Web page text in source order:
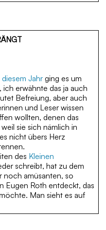
Jahr ging es um
ich erwähnte das ja auch
Befreiung, aber auch
und Leser wissen
wollten, denen das
sie sich nämlich in
nicht übers Herz
des Kleinen
schreibt, hat zu dem
noch amüsanten, so
Eugen Roth entdeckt, das
Man sieht es auf